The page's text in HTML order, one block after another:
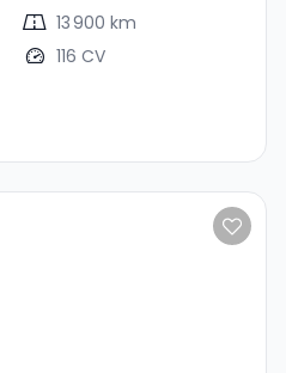
13 900 km
116 CV